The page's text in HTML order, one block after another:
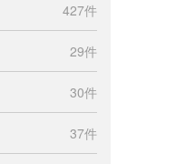
427件
29件
30件
37件